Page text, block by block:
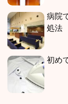
病院
処法
初め